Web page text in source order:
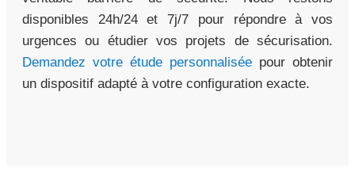
disponibles 24h/24 et 7j/7 pour répondre à vos
urgences ou étudier vos projets de sécurisation.
Demandez votre étude personnalisée pour obtenir
un dispositif adapté à votre configuration exacte.